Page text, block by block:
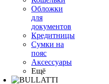
Обложки
для
документов
Кредитницы
Сумки на
пояс
Аксессуары
Ещё